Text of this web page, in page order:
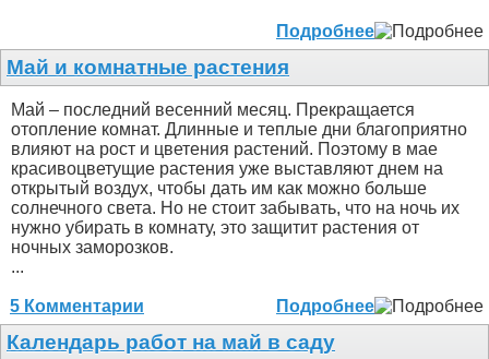
Подробнее
Май и комнатные растения
Май – последний весенний месяц. Прекращается
отопление комнат. Длинные и теплые дни благоприятно
влияют на рост и цветения растений. Поэтому в мае
красивоцветущие растения уже выставляют днем на
открытый воздух, чтобы дать им как можно больше
солнечного света. Но не стоит забывать, что на ночь их
нужно убирать в комнату, это защитит растения от
ночных заморозков.
...
5 Комментарии Подробнее
Календарь работ на май в саду